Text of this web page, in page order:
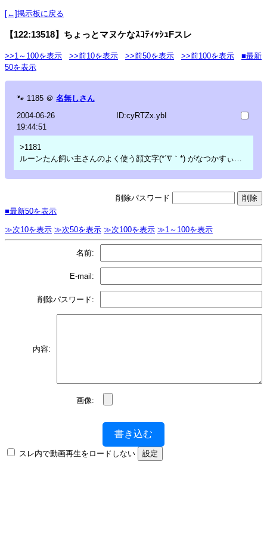
[←]掲示板に戻る
【122:13518】ちょっとマヌケなｽｺﾃｨｯｼｭFスレ
>>1～100を表示 >>前10を表示 >>前50を表示 >>前100を表示
■最新
50を表示
🐾 1185 ＠ 名無しさん
2004-06-26
19:44:51
ID:cyRTZx.ybI
>1181
ルーンたん飼い主さんのよく使う顔文字(*´∇｀*) がなつかすぃ…
削除パスワード
■最新50を表示
≫次10を表示 ≫次50を表示 ≫次100を表示 ≫1～100を表示
名前:
E-mail:
削除パスワード:
内容:
画像:
書き込む
スレ内で動画再生をロードしない